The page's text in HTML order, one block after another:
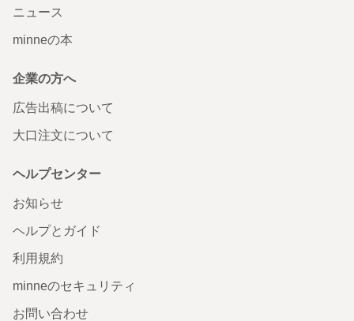
ニュース
minneの本
企業の方へ
広告出稿について
大口注文について
ヘルプセンター
お知らせ
ヘルプとガイド
利用規約
minneのセキュリティ
お問い合わせ